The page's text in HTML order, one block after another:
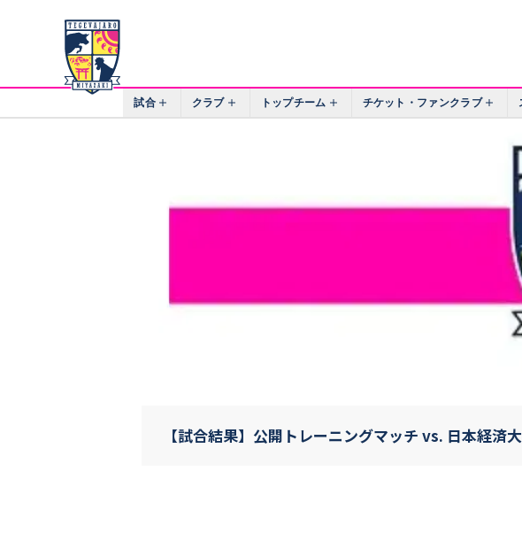
試合 クラブ トップチーム チケット・ファンクラブ
【試合結果】公開トレーニングマッチ vs. 日本経済